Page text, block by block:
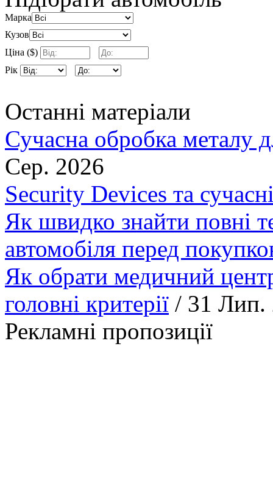
Марка
Кузов
Ціна ($)
Рік
Останні матеріали
Сучасна обробка металу
Сер. 2026
Security Devices та
Як швидко знайти повні
автомобіля перед
Як обрати медичний
головні критерії / 31 Лип.
Рекламні пропозиції